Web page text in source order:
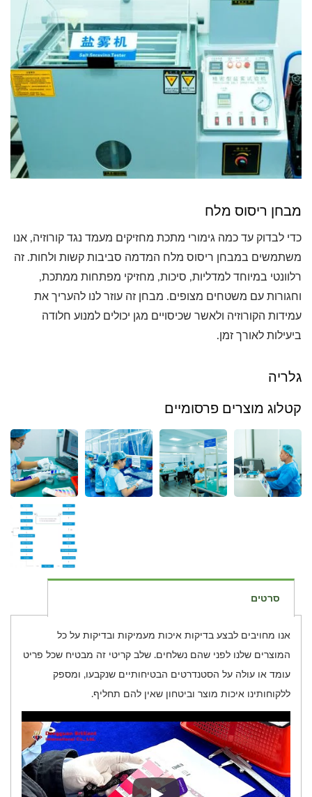
מבחן ריסוס מלח
כדי לבדוק עד כמה גימורי מתכת מחזיקים מעמד נגד קורוזיה, אנו
משתמשים במבחן ריסוס מלח המדמה סביבות קשות ולחות. זה
רלוונטי במיוחד למדליות, סיכות, מחזיקי מפתחות ממתכת,
וחגורות עם משטחים מצופים. מבחן זה עוזר לנו להעריך את
עמידות הקורוזיה ולאשר שכיסויים מגן יכולים למנוע חלודה
ביעילות לאורך זמן.
גלריה
קטלוג מוצרים פרסומיים
סרטים
אנו מחויבים לבצע בדיקות איכות מעמיקות ובדיקות על כל
המוצרים שלנו לפני שהם נשלחים. שלב קריטי זה מבטיח שכל פריט
עומד או עולה על הסטנדרטים הבטיחותיים שנקבעו, ומספק
ללקוחותינו איכות מוצר וביטחון שאין להם תחליף.